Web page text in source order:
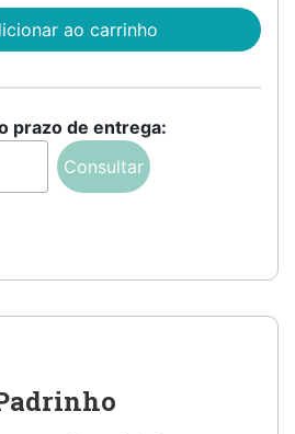
ao carrinho
prazo de entrega:
Consultar